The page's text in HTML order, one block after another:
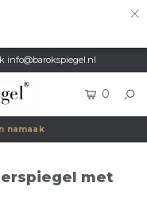
×
info@barokspiegel.nl
0
namaak
met